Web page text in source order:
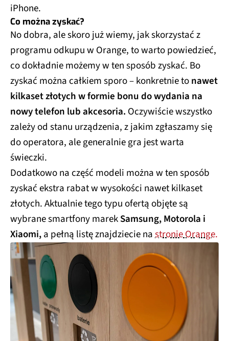
iPhone.
Co można zyskać?
No dobra, ale skoro już wiemy, jak skorzystać z
programu odkupu w Orange, to warto powiedzieć,
co dokładnie możemy w ten sposób zyskać. Bo
zyskać można całkiem sporo – konkretnie tonawet
kilkaset złotych w formie bonu do wydania na
nowy telefon lub akcesoria. Oczywiście wszystko
zależy od stanu urządzenia, z jakim zgłaszamy się
do operatora, ale generalnie gra jest warta
świeczki.
Dodatkowo na część modeli można w ten sposób
zyskać ekstra rabat w wysokości nawet kilkaset
złotych. Aktualnie tego typu ofertą objęte są
wybrane smartfony marekSamsung, Motorola i
Xiaomi,a pełną listę znajdziecie nastronie Orange.